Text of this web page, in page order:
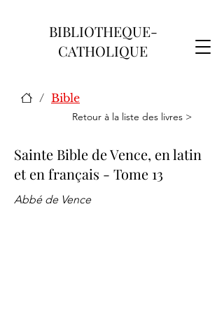
BIBLIOTHEQUE-
CATHOLIQUE
/ Bible
Retour à la liste des livres >
Sainte Bible de Vence, en latin
et en français - Tome 13
Abbé de Vence